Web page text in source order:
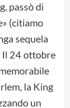
passò di
(citiamo
sequela
Il 24 ottobre
la King
un